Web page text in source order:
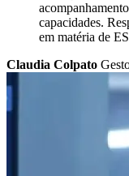
capacidades.
em matéria de
Claudia Colpato